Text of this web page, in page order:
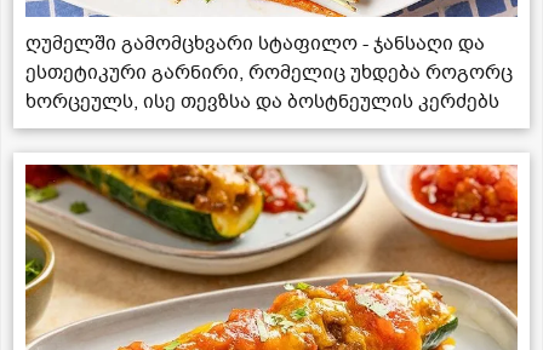
ღუმელში გამომცხვარი სტაფილო - ჯანსაღი და
ესთეტიკური გარნირი, რომელიც უხდება როგორც
ხორცეულს, ისე თევზსა და ბოსტნეულის კერძებს